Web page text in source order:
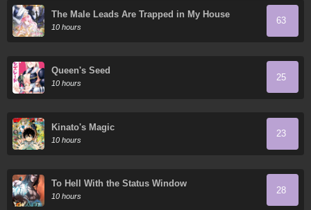
The Male Leads Are Trapped in My House
10 hours
63
Queen's Seed
10 hours
25
Kinato's Magic
10 hours
23
To Hell With the Status Window
10 hours
28